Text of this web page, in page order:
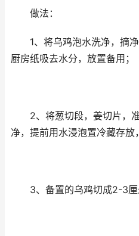
做法：
1、将乌鸡泡水洗净，摘净
厨房纸吸去水分，放置备用；
2、将葱切段，姜切片，准
净，提前用水浸泡置冷藏存放
3、备置的乌鸡切成2-3厘